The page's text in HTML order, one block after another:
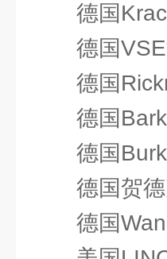
德国
德国
德国
德国
德国
德国贺
德国